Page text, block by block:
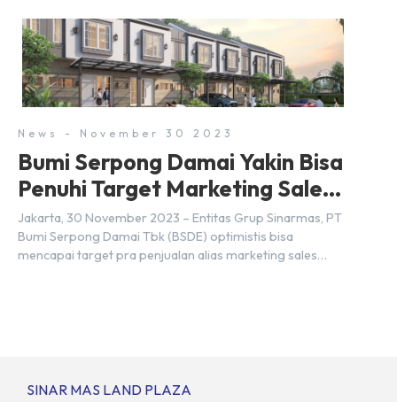
kita yang mengira kedua wilayah ini merupakan tempat
yang sama. Padahal anggapan tersebut kurang tepat.
Sebab Serpong dan BSD merupakan dua kawasan yang
berbeda. Berikut penjelasannya. Baca Juga: […]
News - November 30 2023
Bumi Serpong Damai Yakin Bisa
Penuhi Target Marketing Sales
Tahun 2023
Jakarta, 30 November 2023 – Entitas Grup Sinarmas, PT
Bumi Serpong Damai Tbk (BSDE) optimistis bisa
mencapai target pra penjualan alias marketing sales
SINAR MAS LAND PLAZA